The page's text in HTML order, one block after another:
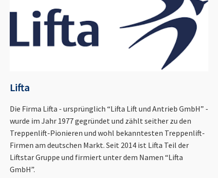
Lifta
Die Firma Lifta - ursprünglich “Lifta Lift und Antrieb GmbH” -
wurde im Jahr 1977 gegründet und zählt seither zu den
Treppenlift-Pionieren und wohl bekanntesten Treppenlift-
Firmen am deutschen Markt. Seit 2014 ist Lifta Teil der
Liftstar Gruppe und firmiert unter dem Namen “Lifta
GmbH”.